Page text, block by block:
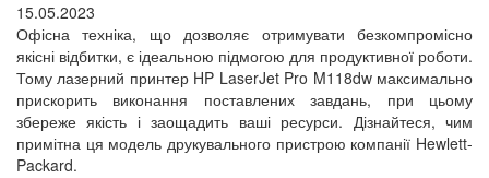
15.05.2023
Офісна техніка, що дозволяє отримувати безкомпромісно
якісні відбитки, є ідеальною підмогою для продуктивної роботи.
Тому лазерний принтер HP LaserJet Pro M118dw максимально
прискорить виконання поставлених завдань, при цьому
збереже якість і заощадить ваші ресурси. Дізнайтеся, чим
примітна ця модель друкувального пристрою компанії Hewlett-
Packard.